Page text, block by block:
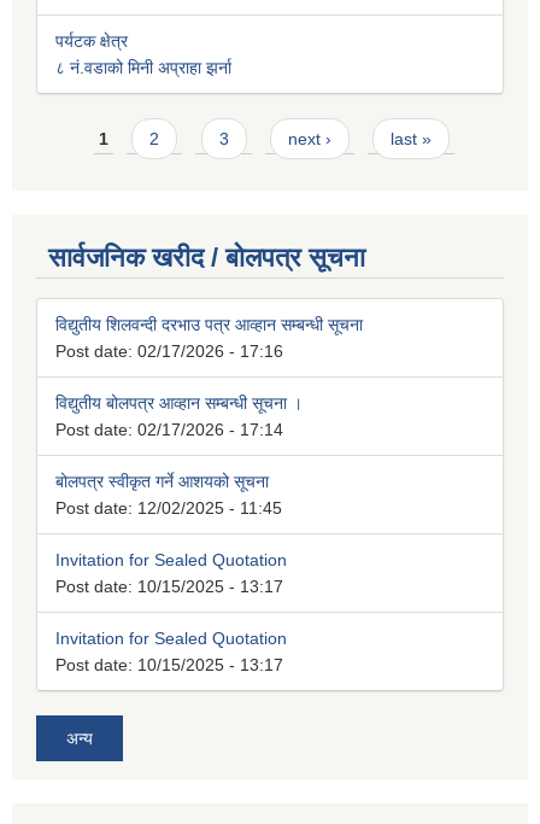
पर्यटक क्षेत्र
८ नं.वडाको मिनी अप्राहा झर्ना
Pages
1 2 3 next › last »
सार्वजनिक खरीद / बोलपत्र सूचना
विद्युतीय शिलवन्दी दरभाउ पत्र आव्हान सम्बन्धी सूचना
Post date: 02/17/2026 - 17:16
विद्युतीय बोलपत्र आव्हान सम्बन्धी सूचना ।
Post date: 02/17/2026 - 17:14
बोलपत्र स्वीकृत गर्ने आशयको सूचना
Post date: 12/02/2025 - 11:45
Invitation for Sealed Quotation
Post date: 10/15/2025 - 13:17
Invitation for Sealed Quotation
Post date: 10/15/2025 - 13:17
अन्य